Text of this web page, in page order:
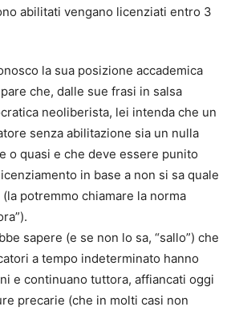
abilitati vengano licenziati entro 3
la sua posizione accademica
che, dalle sue frasi in salsa
neoliberista, lei intenda che un
senza abilitazione sia un nulla
o quasi e che deve essere punito
in base a non si sa quale
(la potremmo chiamare la norma
sapere (e se non lo sa, “sallo”) che
a tempo indeterminato hanno
e continuano tuttora, affiancati oggi
precarie (che in molti casi non